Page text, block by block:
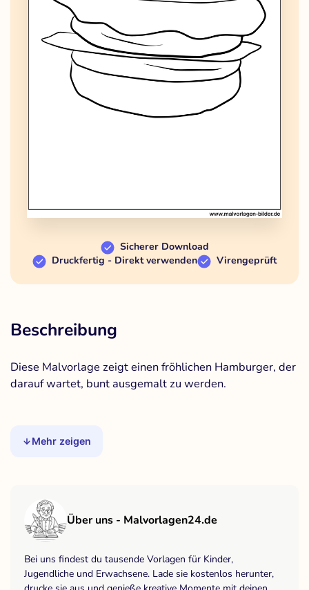
Sicherer Download
Druckfertig - Direkt verwenden
Virengeprüft
Beschreibung
Diese Malvorlage zeigt einen fröhlichen Hamburger, der
darauf wartet, bunt ausgemalt zu werden.
Mehr zeigen
Über uns - Malvorlagen24.de
Bei uns findest du tausende Vorlagen für Kinder,
Jugendliche und Erwachsene. Lade sie kostenlos herunter,